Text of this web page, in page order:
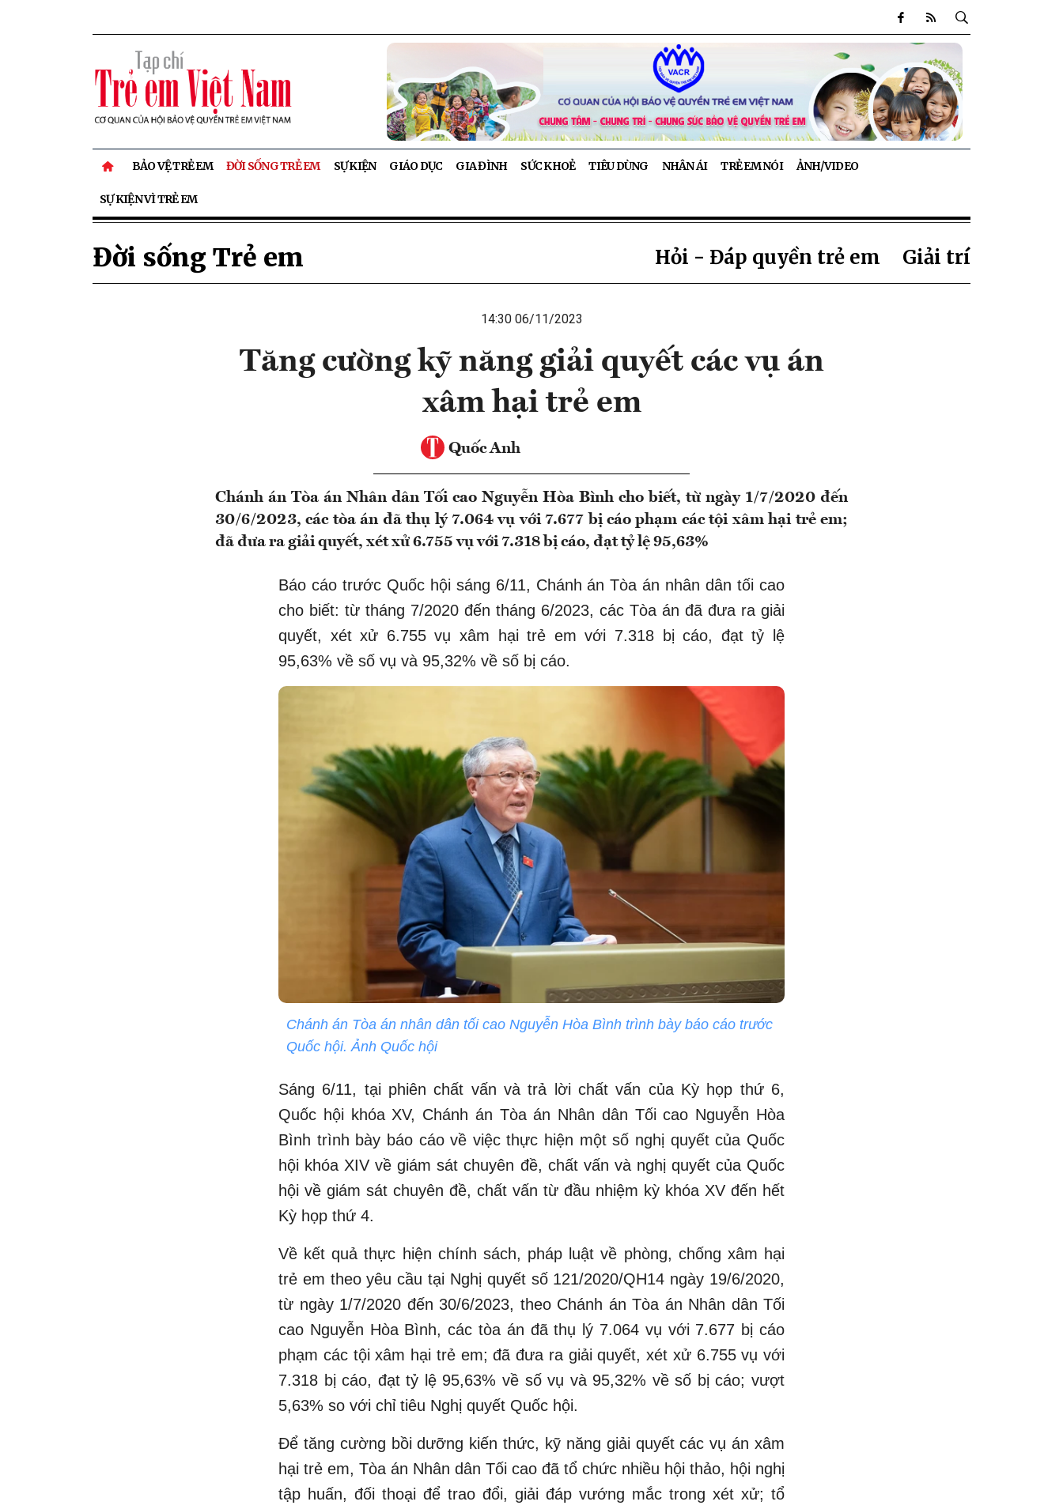
BẢO VỆ TRẺ EM ĐỜI SỐNG TRẺ EM SỰ KIỆN GIÁO DỤC GIA ĐÌNH SỨC KHOẺ TIÊU DÙNG NHÂN ÁI TRẺ EM NÓI ẢNH/VIDEO
SỰ KIỆN VÌ TRẺ EM
Đời sống Trẻ em Hỏi - Đáp quyền trẻ em Giải trí
14:30 06/11/2023
Tăng cường kỹ năng giải quyết các vụ án
xâm hại trẻ em
Quốc Anh
Chánh án Tòa án Nhân dân Tối cao Nguyễn Hòa Bình cho biết, từ ngày 1/7/2020 đến
30/6/2023, các tòa án đã thụ lý 7.064 vụ với 7.677 bị cáo phạm các tội xâm hại trẻ em;
đã đưa ra giải quyết, xét xử 6.755 vụ với 7.318 bị cáo, đạt tỷ lệ 95,63%
Báo cáo trước Quốc hội sáng 6/11, Chánh án Tòa án nhân dân tối cao
cho biết: từ tháng 7/2020 đến tháng 6/2023, các Tòa án đã đưa ra giải
quyết, xét xử 6.755 vụ xâm hại trẻ em với 7.318 bị cáo, đạt tỷ lệ
95,63% về số vụ và 95,32% về số bị cáo.
Chánh án Tòa án nhân dân tối cao Nguyễn Hòa Bình trình bày báo cáo trước
Quốc hội. Ảnh Quốc hội
Sáng 6/11, tại phiên chất vấn và trả lời chất vấn của Kỳ họp thứ 6,
Quốc hội khóa XV, Chánh án Tòa án Nhân dân Tối cao Nguyễn Hòa
Bình trình bày báo cáo về việc thực hiện một số nghị quyết của Quốc
hội khóa XIV về giám sát chuyên đề, chất vấn và nghị quyết của Quốc
hội về giám sát chuyên đề, chất vấn từ đầu nhiệm kỳ khóa XV đến hết
Kỳ họp thứ 4.
Về kết quả thực hiện chính sách, pháp luật về phòng, chống xâm hại
trẻ em theo yêu cầu tại Nghị quyết số 121/2020/QH14 ngày 19/6/2020,
từ ngày 1/7/2020 đến 30/6/2023, theo Chánh án Tòa án Nhân dân Tối
cao Nguyễn Hòa Bình, các tòa án đã thụ lý 7.064 vụ với 7.677 bị cáo
phạm các tội xâm hại trẻ em; đã đưa ra giải quyết, xét xử 6.755 vụ với
7.318 bị cáo, đạt tỷ lệ 95,63% về số vụ và 95,32% về số bị cáo; vượt
5,63% so với chỉ tiêu Nghị quyết Quốc hội.
Để tăng cường bồi dưỡng kiến thức, kỹ năng giải quyết các vụ án xâm
hại trẻ em, Tòa án Nhân dân Tối cao đã tổ chức nhiều hội thảo, hội nghị
tập huấn, đối thoại để trao đổi, giải đáp vướng mắc trong xét xử; tổ